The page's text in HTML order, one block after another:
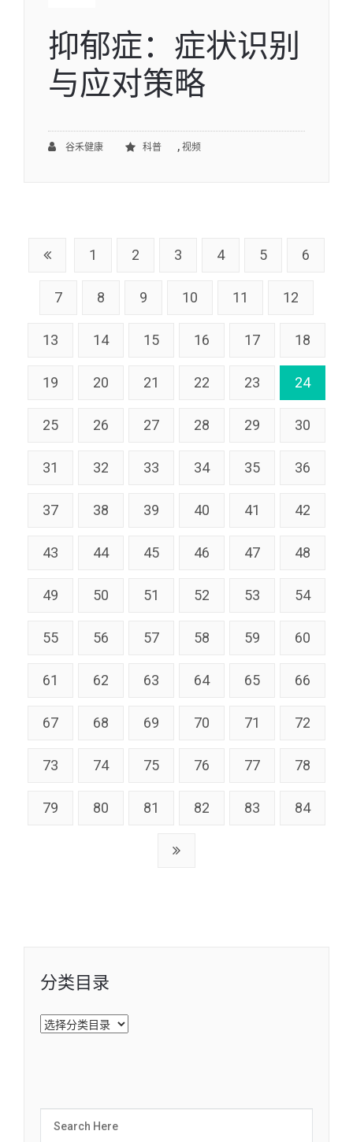
抑郁症：症状识别
与应对策略
谷禾健康 科普 , 视频
1 2 3 4 5 6
7 8 9 10 11 12
13 14 15 16 17 18
19 20 21 22 23 24
25 26 27 28 29 30
31 32 33 34 35 36
37 38 39 40 41 42
43 44 45 46 47 48
49 50 51 52 53 54
55 56 57 58 59 60
61 62 63 64 65 66
67 68 69 70 71 72
73 74 75 76 77 78
79 80 81 82 83 84
分类目录
分
类